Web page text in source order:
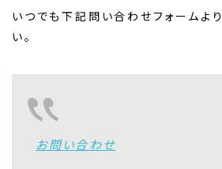
いつでも下記問い合わせフォームよ
い。
お問い合わせ